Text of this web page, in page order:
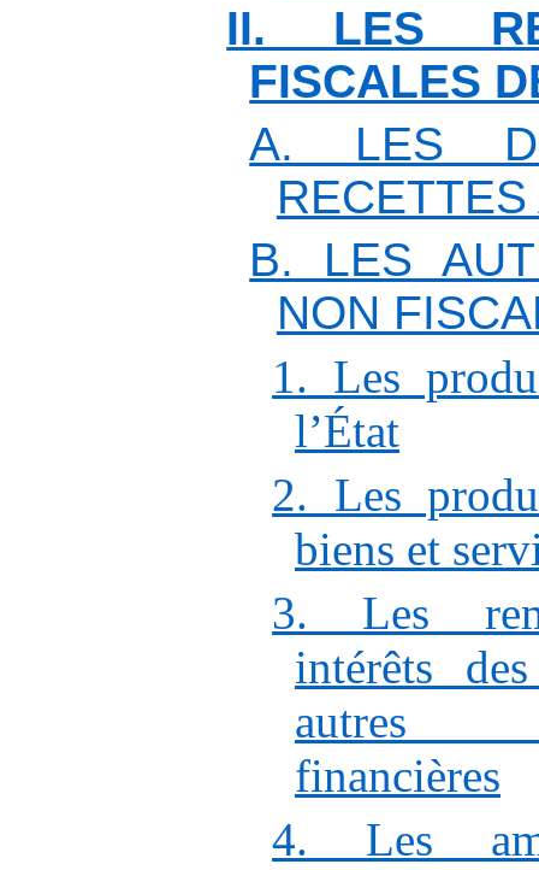
II. LES
FISCALES
A. LES
B. LES
NON
1. Les
l’État
2. Les
biens et
3. Les
intérêts
autres
financières
4. Les